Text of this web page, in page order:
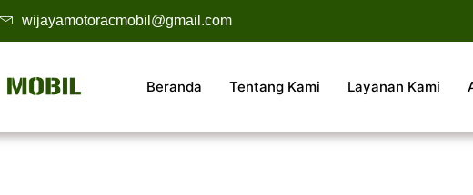
wijayamotoracmobil@gmail.com
Beranda Tentang Kami Layanan Kami